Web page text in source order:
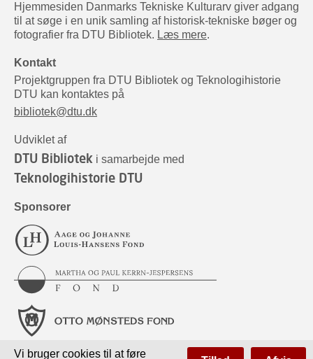
Hjemmesiden Danmarks Tekniske Kulturarv giver adgang
til at søge i en unik samling af historisk-tekniske bøger og
fotografier fra DTU Bibliotek. Læs mere.
Kontakt
Projektgruppen fra DTU Bibliotek og Teknologihistorie
DTU kan kontaktes på
bibliotek@dtu.dk
Udviklet af
DTU Bibliotek i samarbejde med
Teknologihistorie DTU
Sponsorer
Vi bruger cookies til at føre